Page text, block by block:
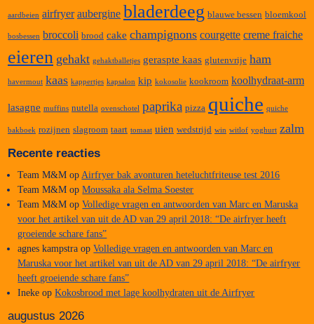
aardbeien airfryer aubergine bladerdeeg blauwe bessen bloemkool
bosbessen broccoli brood cake champignons courgette creme fraiche
eieren gehakt gehaktballetjes geraspte kaas glutenvrije ham
havermout kaas kappertjes kapsalon kip kokosolie kookroom koolhydraat-arm
lasagne muffins nutella ovenschotel paprika pizza quiche quiche
bakboek rozijnen slagroom taart tomaat uien wedstrijd win witlof yoghurt zalm
Recente reacties
Team M&M opAirfryer bak avonturen heteluchtfriteuse test 2016
Team M&M opMoussaka ala Selma Soester
Team M&M opVolledige vragen en antwoorden van Marc en Maruska
voor het artikel van uit de AD van 29 april 2018: “De airfryer heeft
groeiende schare fans”
agnes kampstra opVolledige vragen en antwoorden van Marc en
Maruska voor het artikel van uit de AD van 29 april 2018: “De airfryer
heeft groeiende schare fans”
Ineke opKokosbrood met lage koolhydraten uit de Airfryer
augustus 2026